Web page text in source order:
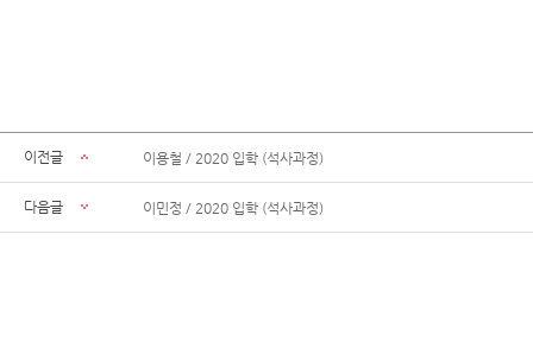
이전글 이용철 / 2020 입학 (석사과정)
다음글 이민정 / 2020 입학 (석사과정)